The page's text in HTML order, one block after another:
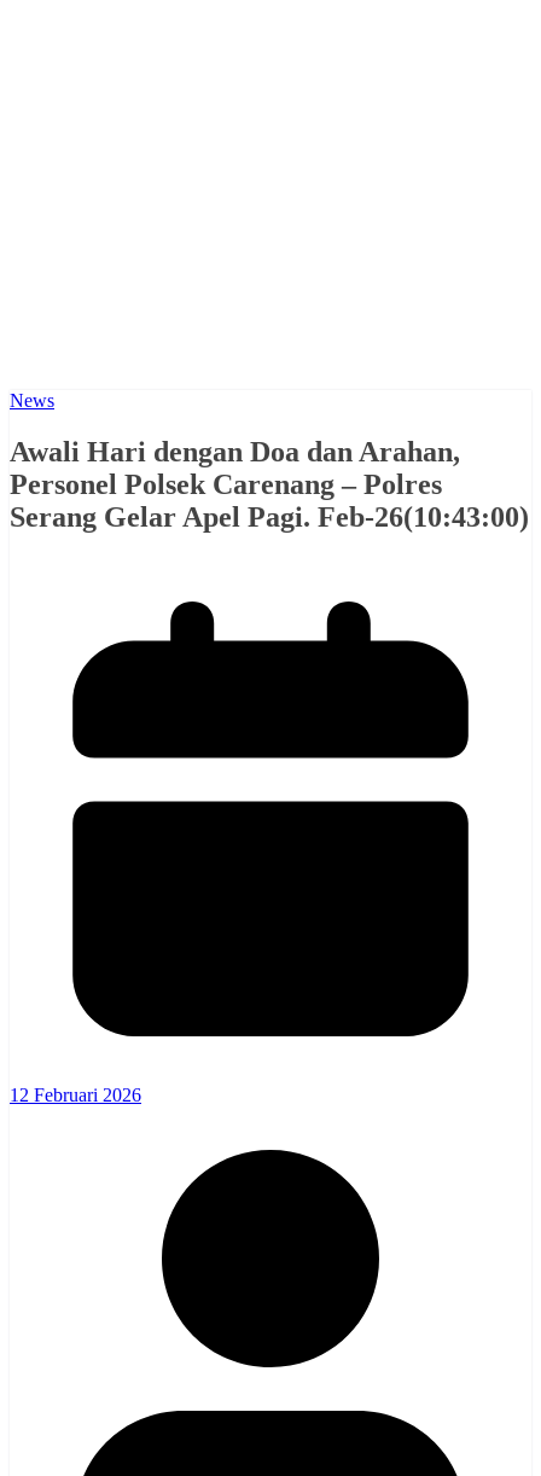
News
Awali Hari dengan Doa dan Arahan,
Personel Polsek Carenang – Polres
Serang Gelar Apel Pagi. Feb-26(10:43:00)
12 Februari 2026